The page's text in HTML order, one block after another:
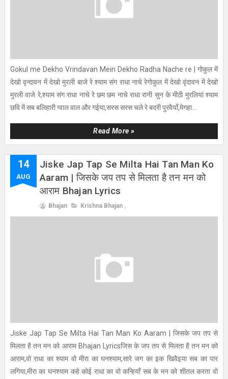
Gokul me Dekho Vrindavan Mein Dekho Radha Nache re | गोकुल में
देखो वृन्दावन में देखो मुरली बाजे रे श्याम संग राधा नाचे रेगोकुल में देखो वृंदावन में देखो
मुरली वाजे रे,श्याम संग राधा नाचे रे छम छम नाचे राधा रानी सुन के मीठी मुरलियां श्याम
छवि में सब बलिहारी ग्वाल वाल और गईया,सरस सरस चले रे बदरी पुरवैयाँ,मेगहा...
Read More »
14
AUG
Jiske Jap Tap Se Milta Hai Tan Man Ko
Aaram | जिसके जप तप से मिलता है तन मन को
आराम Bhajan Lyrics
Bhajan Krishna Bhajan ,
Jiske Jap Tap Se Milta Hai Tan Man Ko Aaram | जिसके जप तप से
मिलता है तन मन को आराम Bhajan Lyricsजिस के जप तप से मिलता है तन मन को
आराम,वो राधा का श्याम वो मीरा का घनश्याम,सारे जग का इक खिवैइया सब का पार
लगिया,मीरा का घनश्याम कहे कोई राधा का वो कन्हियाँ सब के मन को शीतल करता वो